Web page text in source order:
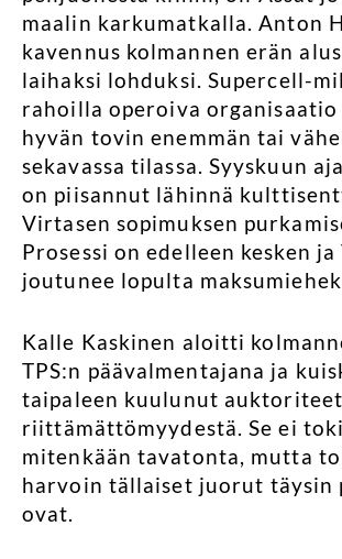
maalin karkumatkalla. Anton
kavennus kolmannen erän
laihaksi lohduksi. Supercell-
rahoilla operoiva
hyvän tovin enemmän tai
sekavassa tilassa. Syyskuun
on piisannut lähinnä
Virtasen sopimuksen
Prosessi on edelleen kesken ja
joutunee lopulta
Kalle Kaskinen aloitti
TPS:n päävalmentajana ja
taipaleen kuulunut
riittämättömyydestä. Se ei
mitenkään tavatonta, mutta
harvoin tällaiset juorut täysin
ovat.